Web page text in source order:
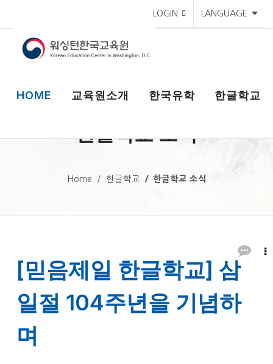
LOGIN LANGUAGE
HOME 교육원소개 한국유학 한글학교
한글학교 소식
Home 한글학교 한글학교 소식
[믿음제일 한글학교] 삼
일절 104주년을 기념하
며